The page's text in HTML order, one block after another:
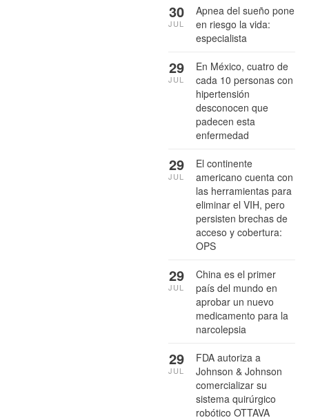
Apnea del sueño pone
en riesgo la vida:
especialista
30
JUL
En México, cuatro de
cada 10 personas con
hipertensión
desconocen que
padecen esta
enfermedad
29
JUL
El continente
americano cuenta con
las herramientas para
eliminar el VIH, pero
persisten brechas de
acceso y cobertura:
OPS
29
JUL
China es el primer
país del mundo en
aprobar un nuevo
medicamento para la
narcolepsia
29
JUL
FDA autoriza a
Johnson & Johnson
comercializar su
sistema quirúrgico
robótico OTTAVA
29
JUL